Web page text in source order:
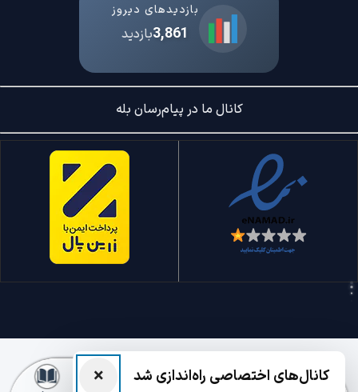
بازدیدهای دیروز
3,861بازدید
کانال ما در پیام‌رسان بله
× کانال‌های اختصاصی راه‌اندازی شد